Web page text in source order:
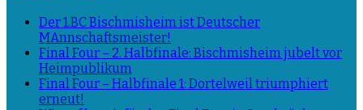
Der 1.BC Bischmisheim ist Deutscher
MAnnschaftsmeister!
Final Four – 2. Halbfinale: Bischmisheim jubelt vor
Heimpublikum
Final Four – Halbfinale 1: Dortelweil triumphiert
erneut!